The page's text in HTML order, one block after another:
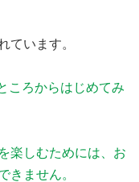
ています。
ころからはじめてみ
楽しむためには、お
きません。